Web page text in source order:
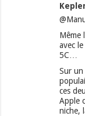
Même
avec
5C…
Sur un
ces
Apple
niche,